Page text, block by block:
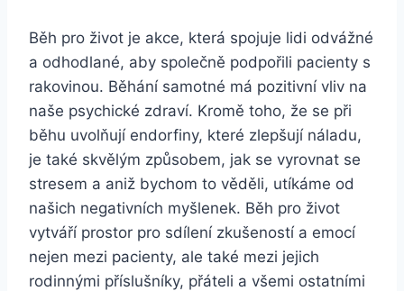
Běh pro život je akce, která spojuje lidi odvážné
a odhodlané, aby společně podpořili pacienty s
rakovinou. Běhání samotné má pozitivní vliv na
naše psychické zdraví. Kromě toho, že se při
běhu uvolňují endorfiny, které zlepšují náladu,
je také skvělým způsobem, jak se vyrovnat se
stresem a aniž bychom to věděli, utíkáme od
našich negativních myšlenek. Běh pro život
vytváří prostor pro sdílení zkušeností a emocí
nejen mezi pacienty, ale také mezi jejich
rodinnými příslušníky, přáteli a všemi ostatními